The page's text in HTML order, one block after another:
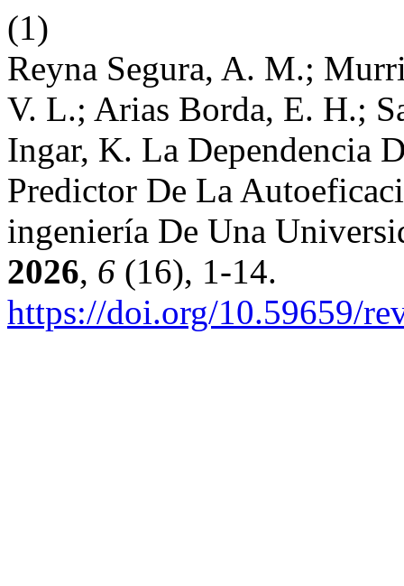
(1)
Reyna Segura, A. M.;
V. L.; Arias Borda, E. H.;
Ingar, K. La Dependencia
Predictor De La
ingeniería De Una
2026, 6 (16), 1-14.
https://doi.org/10.59659/